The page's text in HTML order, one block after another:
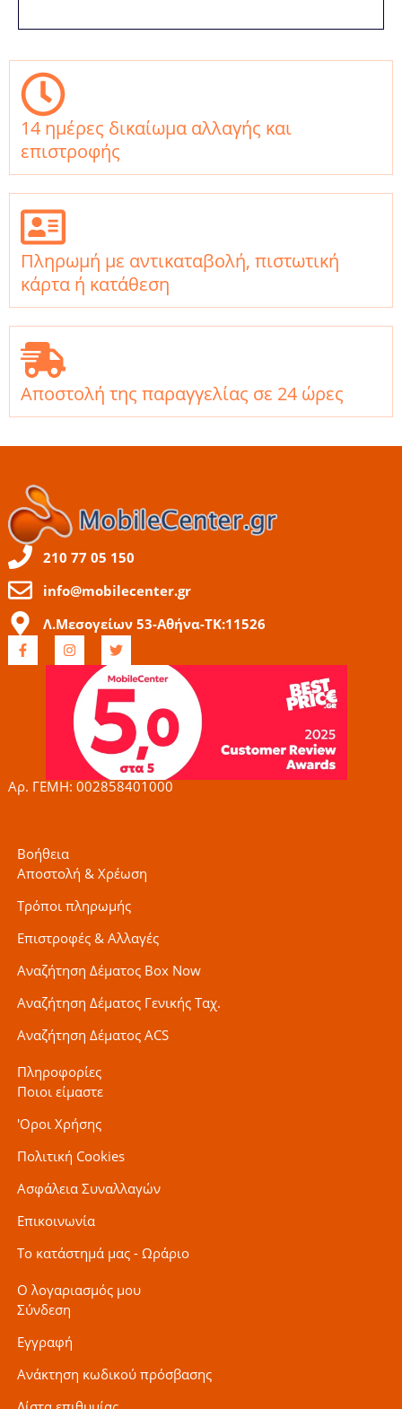
14 ημέρες δικαίωμα αλλαγής και
επιστροφής
Πληρωμή με αντικαταβολή, πιστωτική
κάρτα ή κατάθεση
Αποστολή της παραγγελίας σε 24 ώρες
210 77 05 150
info@mobilecenter.gr
Λ.Μεσογείων 53-Αθήνα-ΤΚ:11526
F
a
c
I
n
s
g
r
a
m
T
w
t
t
e
r
Αρ. ΓΕΜΗ: 002858401000
Βοήθεια
Αποστολή & Χρέωση
Τρόποι πληρωμής
Επιστροφές & Αλλαγές
Αναζήτηση Δέματος Box Now
Αναζήτηση Δέματος Γενικής Ταχ.
Αναζήτηση Δέματος ACS
Πληροφορίες
Ποιοι είμαστε
'Οροι Χρήσης
Πολιτική Cookies
Ασφάλεια Συναλλαγών
Επικοινωνία
Το κατάστημά μας - Ωράριο
Ο λογαριασμός μου
Σύνδεση
Εγγραφή
Ανάκτηση κωδικού πρόσβασης